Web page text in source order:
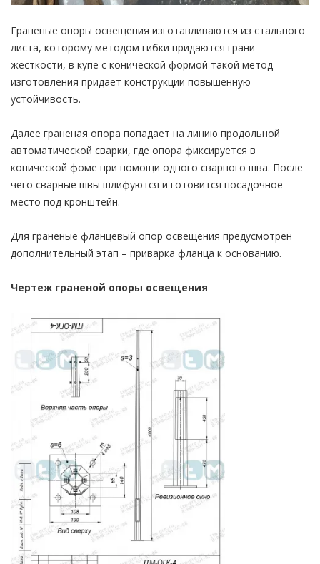
Граненые опоры освещения изготавливаются из стального
листа, которому методом гибки придаются грани
жесткости, в купе с конической формой такой метод
изготовления придает конструкции повышенную
устойчивость.
Далее граненая опора попадает на линию продольной
автоматической сварки, где опора фиксируется в
конической фоме при помощи одного сварного шва. После
чего сварные швы шлифуются и готовится посадочное
место под кронштейн.
Для граненые фланцевый опор освещения предусмотрен
дополнительный этап – приварка фланца к основанию.
Чертеж граненой опоры освещения